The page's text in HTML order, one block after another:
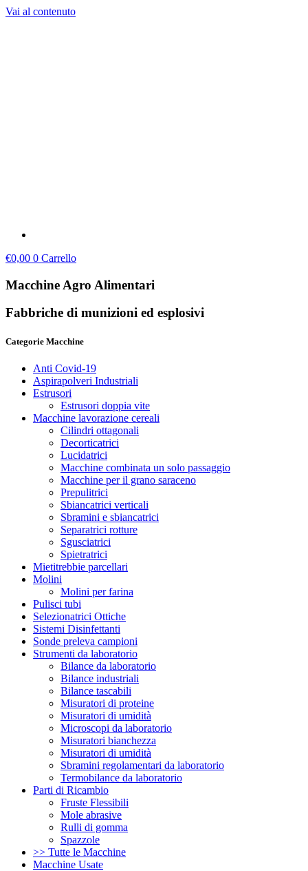
Vai al contenuto
€0,00 0 Carrello
Macchine Agro Alimentari
Fabbriche di munizioni ed esplosivi
Categorie Macchine
Anti Covid-19
Aspirapolveri Industriali
Estrusori
Estrusori doppia vite
Macchine lavorazione cereali
Cilindri ottagonali
Decorticatrici
Lucidatrici
Macchine combinata un solo passaggio
Macchine per il grano saraceno
Prepulitrici
Sbiancatrici verticali
Sbramini e sbiancatrici
Separatrici rotture
Sgusciatrici
Spietratrici
Mietitrebbie parcellari
Molini
Molini per farina
Pulisci tubi
Selezionatrici Ottiche
Sistemi Disinfettanti
Sonde preleva campioni
Strumenti da laboratorio
Bilance da laboratorio
Bilance industriali
Bilance tascabili
Misuratori di proteine
Misuratori di umidità
Microscopi da laboratorio
Misuratori bianchezza
Misuratori di umidità
Sbramini regolamentari da laboratorio
Termobilance da laboratorio
Parti di Ricambio
Fruste Flessibili
Mole abrasive
Rulli di gomma
Spazzole
>> Tutte le Macchine
Macchine Usate